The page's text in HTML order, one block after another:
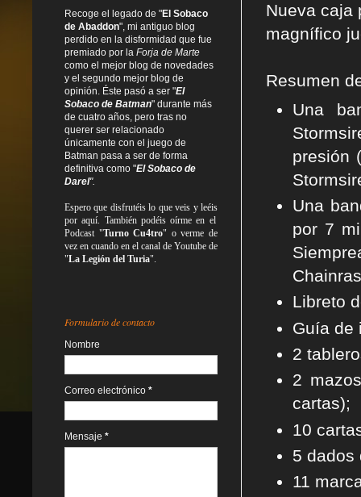
Nueva caja
magnífico
Resumen
Una
presión
Una
por 7
Libreto
Guía de
2
2
cartas);
10
5 dados
11
Recoge el legado de "El Sobaco
de Abaddon", mi antiguo blog
perdido en la disformidad que fue
premiado por la Forja de Marte
como el mejor blog de novedades
y el segundo mejor blog de
opinión. Éste pasó a ser "El
Sobaco de Batman" durante más
de cuatro años, pero tras no
querer ser relacionado
únicamente con el juego de
Batman pasa a ser de forma
definitiva como "El Sobaco de
Darel".
Espero que disfrutéis lo queveis yleéis
por aquí. También podéis oírme en el
Podcast "Turno Cu4tro" o verme de
vez en cuando en el canal de Youtube de
"La Legión del Turia".
Formulario de contacto
Nombre
Correo electrónico *
Mensaje *